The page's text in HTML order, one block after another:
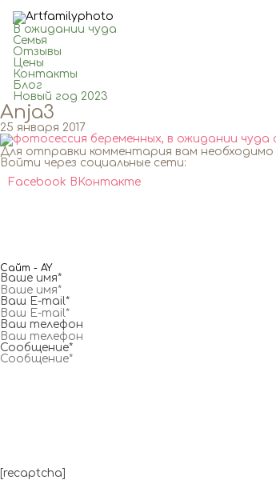
В ожидании чуда
Семья
Отзывы
Цены
Контакты
Блог
Новый год 2023
Anja3
25 января 2017
Для отправки комментария вам необходимо
Войти через социальные сети:
Facebook ВКонтакте
Сайт - AY
Ваше имя*
Ваш E-mail*
Ваш телефон
Сообщение*
[recaptcha]